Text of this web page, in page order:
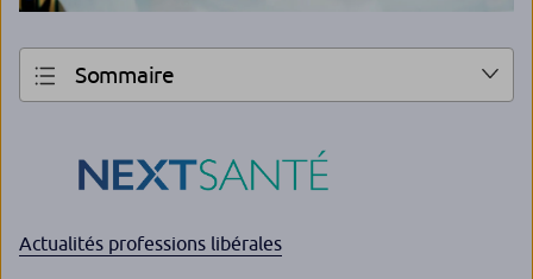
Sommaire
Actualités professions libérales